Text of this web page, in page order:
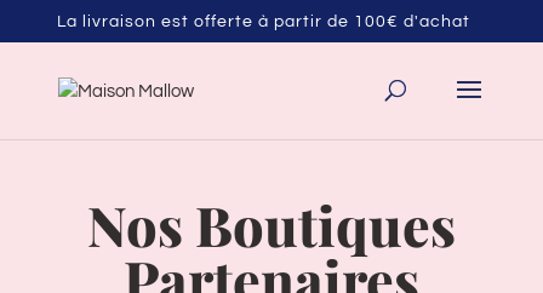
La livraison est offerte à partir de 100€ d'achat
Nos Boutiques
Partenaires